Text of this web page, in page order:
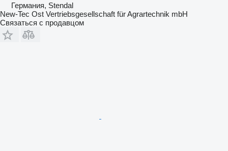
Германия, Stendal
New-Tec Ost Vertriebsgesellschaft für Agrartechnik mbH
Связаться с продавцом